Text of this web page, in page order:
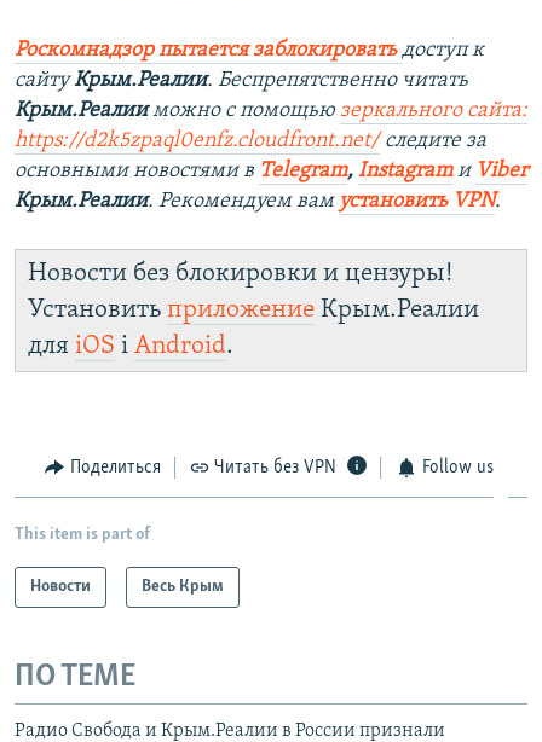
Роскомнадзор пытается заблокироватьдоступ к
сайтуКрым.Реалии. Беспрепятственно читать
Крым.Реалииможно с помощью зеркального сайта:
https://d2k5zpaql0enfz.cloudfront.net/ следите за
основными новостями в Telegram, Instagramи Viber
Крым.Реалии. Рекомендуем вам установить VPN.
Новости без блокировки и цензуры!
Установить приложение Крым.Реалии
для iOS і Android.
Поделиться Читать без VPN Follow us
This item is part of
Новости Весь Крым
ПО ТЕМЕ
Радио Свобода и Крым.Реалии в России признали